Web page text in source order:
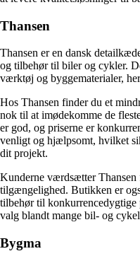
Thansen
Thansen er en dansk
og tilbehør til biler og cykler.
værktøj og byggematerialer,
Hos Thansen finder du et
nok til at imødekomme de
er god, og priserne er
venligt og hjælpsomt, hvilket
dit projekt.
Kunderne værdsætter Thansen
tilgængelighed. Butikken er
tilbehør til
valg blandt mange bil- og
Bygma